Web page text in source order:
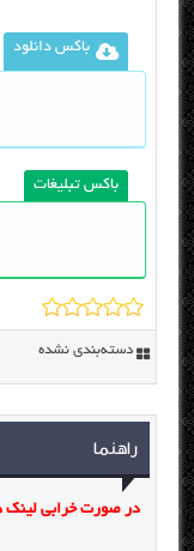
باکس دانلود
باکس تبلیغات
دسته‌بندی نشده
راهنما
در صورت خرابی لینک